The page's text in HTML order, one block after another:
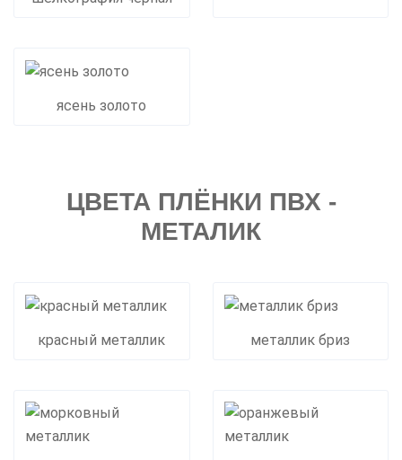
ясень золото
ЦВЕТА ПЛЁНКИ ПВХ -
МЕТАЛИК
красный металлик металлик бриз